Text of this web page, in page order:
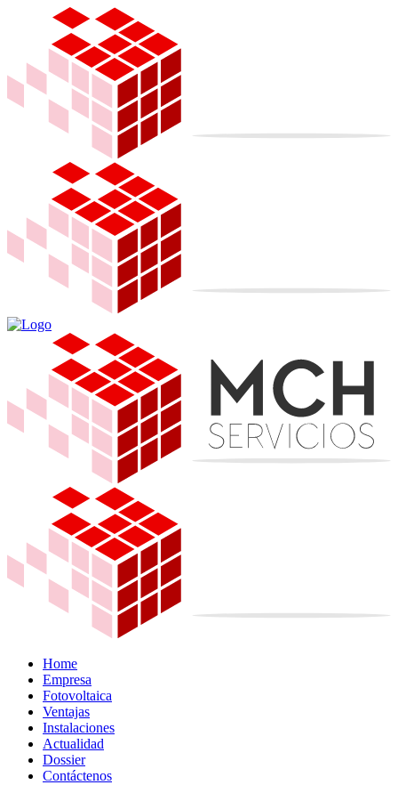
Home
Empresa
Fotovoltaica
Ventajas
Instalaciones
Actualidad
Dossier
Contáctenos